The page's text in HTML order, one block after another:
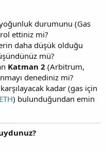
durumunu (Gas
ettiniz mi?
daha düşük olduğu
mü?
Katman 2 (Arbitrum,
denediniz mi?
kadar (gas için
ETH) bulunduğundan emin